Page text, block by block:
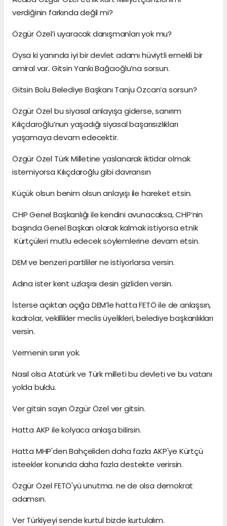
verdiğinin farkında değil mi?
Özgür Özel’i uyaracak danışmanları yok mu?
Oysa ki yanında iyi bir devlet adamı hüviytli emekli bir
amiral var. Gitsin Yankı Bağcıoğlu’na sorsun.
Gitsin Bolu Belediye Başkanı Tanju Özcan’a sorsun?
Özgür Özel bu siyasal anlayışa giderse, sanırım
Kılıçdaroğlu’nun yaşadığı siyasal başarısızlıkları
yaşamaya devam edecektir.
Özgür Özel Türk Milletine yaslanarak iktidar olmak
istemiyorsa Kılıçdaroğlu gibi davransın
Küçük olsun benim olsun anlayışı ile hareket etsin.
CHP Genel Başkanlığı ile kendini avunacaksa, CHP’nin
başında Genel Başkan olarak kalmak istiyorsa etnik
Kürtçüleri mutlu edecek söylemlerine devam etsin.
DEM ve benzeri partililer ne istiyorlarsa versin.
Adına ister kent uzlaşısı desin gizliden versin.
İsterse açıktan açığa DEM’le hatta FETÖ ile de anlaşsın,
kadrolar, vekillikler meclis üyelikleri, belediye başkanlıkları
versin.
Vermenin sınırı yok.
Nasıl olsa Atatürk ve Türk milleti bu devleti ve bu vatanı
yolda buldu.
Ver gitsin sayın Özgür Özel ver gitsin.
Hatta AKP ile kolyaca anlaşa bilirsin.
Hatta MHP'den Bahçeliden daha fazla AKP'ye Kürtçü
isteekler konunda daha fazla destekte verirsin.
Özgür Özel FETÖ'yü unutma. ne de olsa demokrat
adamsın.
Ver Türkiyeyi sende kurtul bizde kurtulalım.